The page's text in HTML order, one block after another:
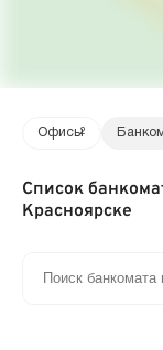
Офисы2
Список
Красноярске